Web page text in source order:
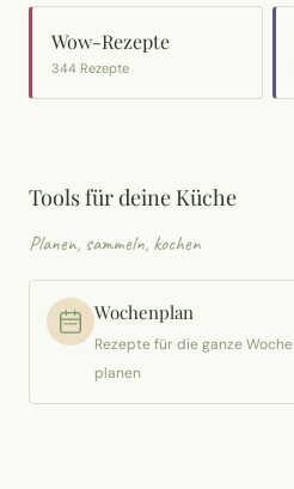
Wow-Rezepte
344 Rezepte
Tools für deine Küche
Planen, sammeln, kochen
Wochenplan
Rezepte für die ganze Woche
planen